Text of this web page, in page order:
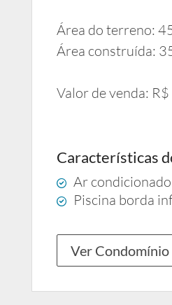
Área do terreno:
Área construída:
Valor de venda:
Características
Ar condicionado
Piscina borda
Ver Condomínio